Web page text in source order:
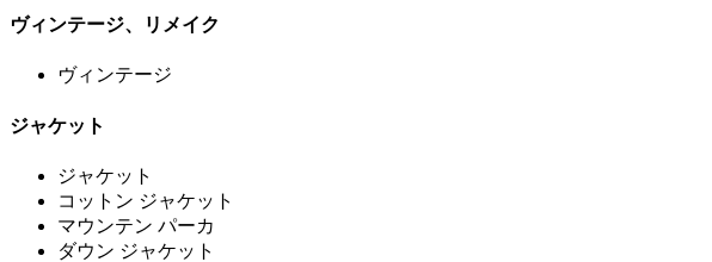
ヴィンテージ、リメイク
ヴィンテージ
ジャケット
ジャケット
コットン ジャケット
マウンテン パーカ
ダウン ジャケット